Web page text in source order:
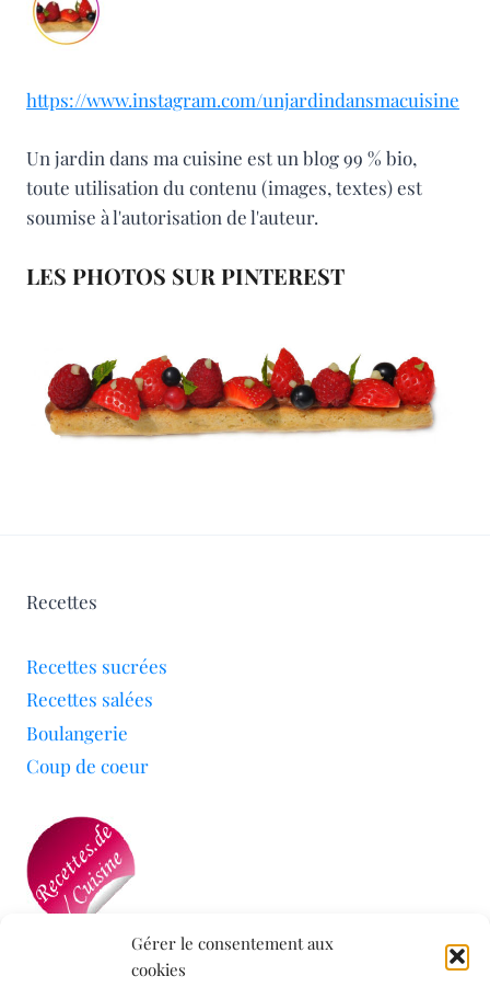
Gérer le consentement aux
cookies
https://www.instagram.com/unjardindansmacuisine
Un jardin dans ma cuisine est un blog 99 % bio,
toute utilisation du contenu (images, textes) est
soumise à l'autorisation de l'auteur.
LES PHOTOS SUR PINTEREST
Recettes
Recettes sucrées
Recettes salées
Boulangerie
Coup de coeur
Mon blog a été sélectionné par le site